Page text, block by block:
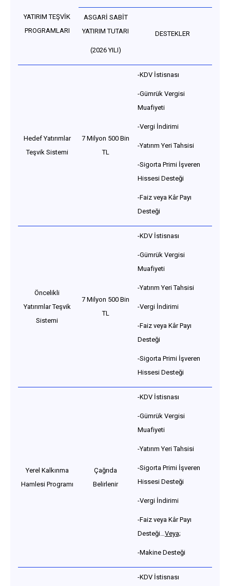
YATIRIM TEŞVİK
PROGRAMLARI
ASGARİ SABİT
YATIRIM TUTARI
(2026 YILI)
DESTEKLER
Hedef Yatırımlar
Teşvik Sistemi
7 Milyon 500 Bin
TL
-KDV İstisnası
-Gümrük Vergisi
Muafiyeti
-Vergi İndirimi
-Yatırım Yeri Tahsisi
-Sigorta Primi İşveren
Hissesi Desteği
-Faiz veya Kâr Payı
Desteği
Öncelikli
Yatırımlar Teşvik
Sistemi
7 Milyon 500 Bin
TL
-KDV İstisnası
-Gümrük Vergisi
Muafiyeti
-Yatırım Yeri Tahsisi
-Vergi İndirimi
-Faiz veya Kâr Payı
Desteği
-Sigorta Primi İşveren
Hissesi Desteği
Yerel Kalkınma
Hamlesi Programı
Çağrıda
Belirlenir
-KDV İstisnası
-Gümrük Vergisi
Muafiyeti
-Yatırım Yeri Tahsisi
-Sigorta Primi İşveren
Hissesi Desteği
-Vergi İndirimi
-Faiz veya Kâr Payı
Desteği…Veya;
-Makine Desteği
-KDV İstisnası